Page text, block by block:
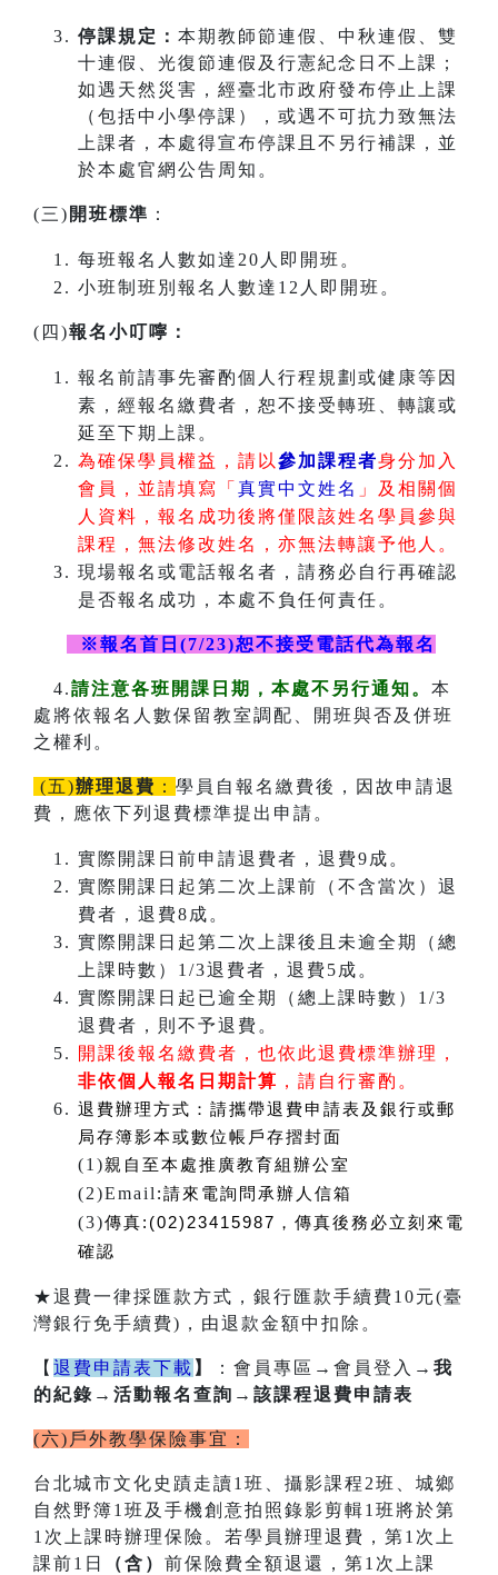
停課規定： 本期教師節連假、中秋連假、雙
十連假、光復節連假及行憲紀念日不上課；
如遇天然災害，經臺北市政府發布停止上課
（包括中小學停課），或遇不可抗力致無法
上課者，本處得宣布停課且不另行補課，並
於本處官網公告周知。
(三) 開班標準 ：
每班報名人數如達20人即開班。
小班制班別報名人數達12人即開班。
(四)報名小叮嚀：
報名前請事先審酌個人行程規劃或健康等因
素，經報名繳費者，恕不接受轉班、轉讓或
延至下期上課。
為確保學員權益，請以 參加課程者身分加入
會員，並請填寫「 真實中文姓名 」及相關個
人資料，報名成功後將僅限該姓名學員參與
課程，無法修改姓名，亦無法轉讓予他人。
現場報名或電話報名者，請務必自行再確認
是否報名成功，本處不負任何責任。
※報名首日(7/23)恕不接受電話代為報名
4.請注意各班開課日期，本處不另行通知。 本
處將依報名人數保留教室調配、開班與否及併班
之權利。
(五)辦理退費 ： 學員自報名繳費後，因故申請退
費，應依下列退費標準提出申請。
實際開課日前申請退費者，退費9成。
實際開課日起第二次上課前（不含當次）退
費者，退費8成。
實際開課日起第二次上課後且未逾全期（總
上課時數）1/3退費者，退費5成。
實際開課日起已逾全期（總上課時數）1/3
退費者，則不予退費。
開課後報名繳費者，也依此退費標準辦理，
非依個人報名日期計算 ，請自行審酌。
退費辦理方式： 請攜帶退費申請表及銀行或郵
局存簿影本或數位帳戶存摺封面
(1)親自至本處推廣教育組辦公室
(2)Email :請來電詢問承辦人信箱
(3)傳真:(02)23415987，傳真後務必立刻來電
確認
★退費一律採匯款方式，銀行匯款手續費10元(臺
灣銀行免手續費)，由退款金額中扣除。
【 退費申請表下載 】 ：會員專區 → 會員登入 →我
的紀錄→活動報名查詢→該課程退費申請表
(六)戶外教學保險事宜：
台北城市文化史蹟走讀1班、攝影課程2班、城鄉
自然野簿1班及手機創意拍照錄影剪輯1班將於第
1次上課時辦理保險。若學員辦理退費，第1次上
課前1日
（含） 前保險費全額退還，第1次上課